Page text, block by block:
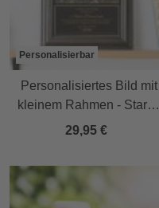
Personalisierbar
Personalisiertes Bild mit
kleinem Rahmen - Star of
Fame
29,95 €